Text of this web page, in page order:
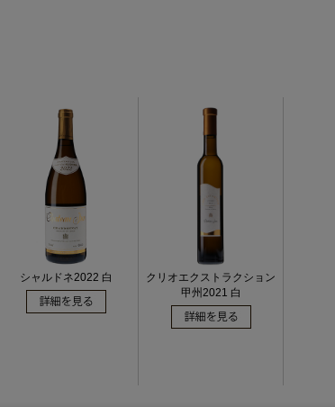
シャルドネ2022 白
クリオエクストラクション
甲州2021 白